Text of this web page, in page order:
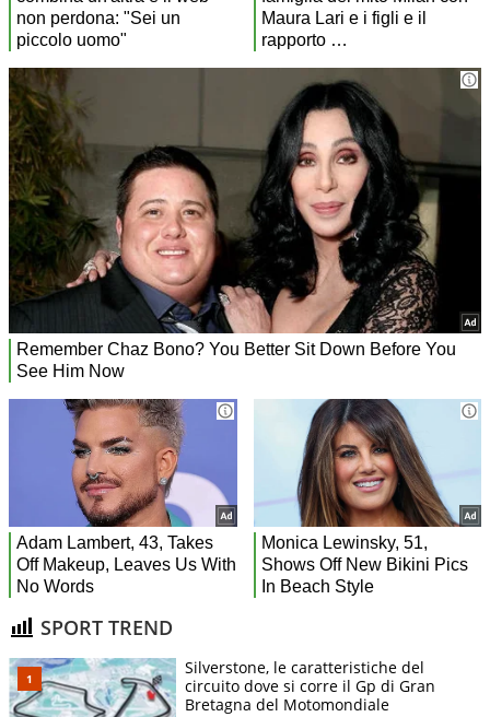
SPORT TREND
Silverstone, le caratteristiche del
circuito dove si corre il Gp di Gran
Bretagna del Motomondiale